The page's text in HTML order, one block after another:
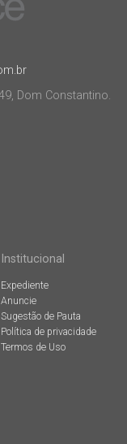
Dom Constantino.
Institucional
Expediente
Anuncie
Sugestão de Pauta
Política de privacidade
Termos de Uso